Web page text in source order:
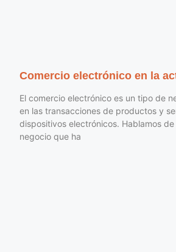
Comercio electrónico en la
El comercio electrónico es un tipo de
en las transacciones de productos y
dispositivos electrónicos. Hablamos
negocio que ha